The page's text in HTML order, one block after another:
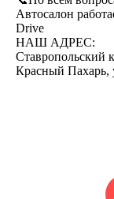
Автосалон
Drive
НАШ АДРЕС:
Ставропольский
Красный Пахарь,